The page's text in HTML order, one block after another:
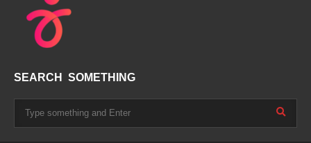
SEARCH SOMETHING